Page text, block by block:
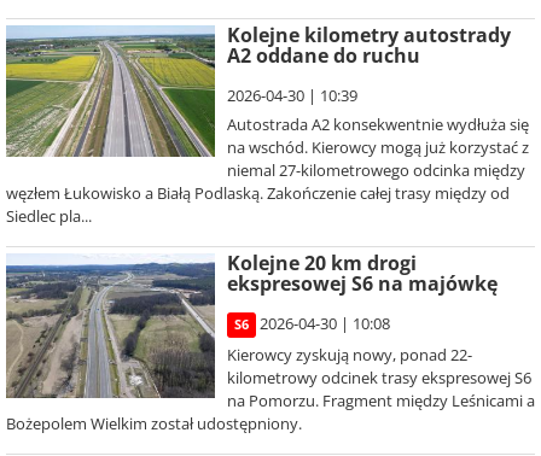
Kolejne kilometry autostrady
A2 oddane do ruchu
2026-04-30 | 10:39
Autostrada A2 konsekwentnie wydłuża się
na wschód. Kierowcy mogą już korzystać z
niemal 27-kilometrowego odcinka między
węzłem Łukowisko a Białą Podlaską. Zakończenie całej trasy między od
Siedlec pla...
Kolejne 20 km drogi
ekspresowej S6 na majówkę
S6
2026-04-30 | 10:08
Kierowcy zyskują nowy, ponad 22-
kilometrowy odcinek trasy ekspresowej S6
na Pomorzu. Fragment między Leśnicami a
Bożepolem Wielkim został udostępniony.